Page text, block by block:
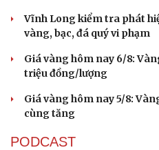
Vĩnh Long kiểm tra phát
vàng, bạc, đá quý vi phạm
Giá vàng hôm nay 6/8:
triệu đồng/lượng
Giá vàng hôm nay 5/8:
cùng tăng
PODCAST